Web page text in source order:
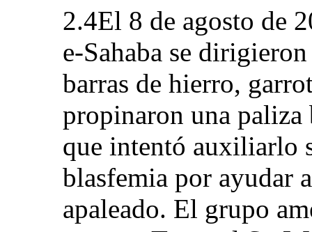
2.4El 8 de agosto de
e-Sahaba se
barras de hierro,
propinaron una
que intentó auxiliarlo
blasfemia por ayudar
apaleado. El grupo